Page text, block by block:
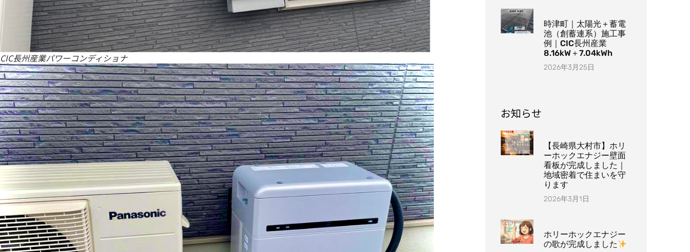
CIC長州産業パワーコンディショナ
時津町｜太陽光＋蓄電
池（創蓄連系）施工事
例｜CIC長州産業
8.16kW＋7.04kWh
2026年3月25日
お知らせ
【長崎県大村市】ホリ
ーホックエナジー壁面
看板が完成しました｜
地域密着で住まいを守
ります
2026年3月1日
ホリーホックエナジー
の歌が完成しました